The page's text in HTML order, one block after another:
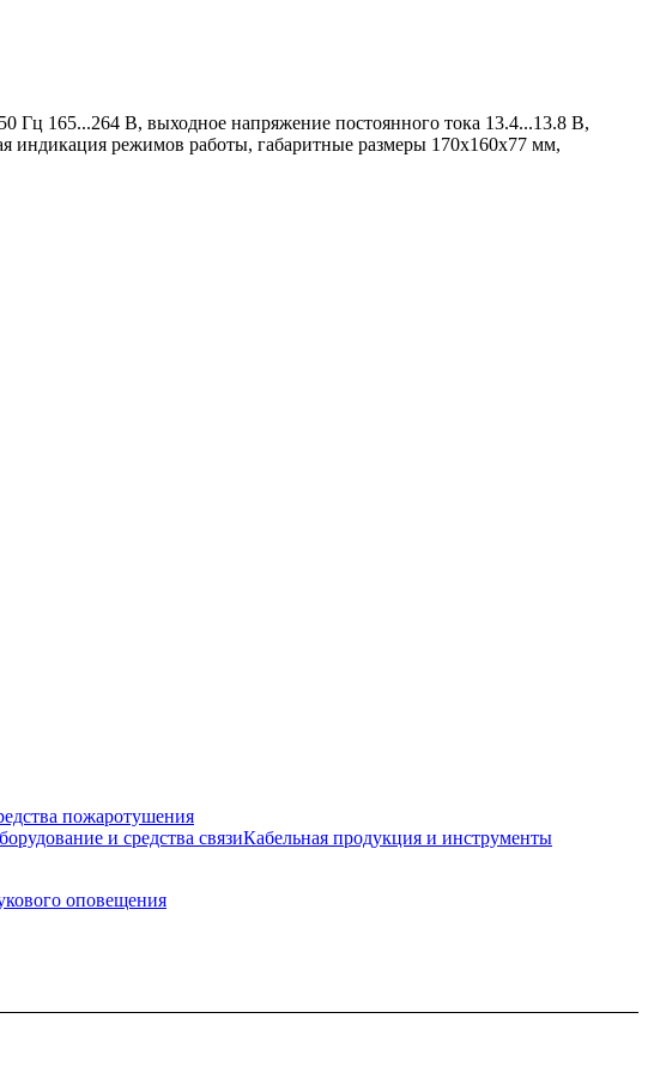
Гц 165...264 В, выходное напряжение постоянного тока 13.4...13.8 В,
индикация режимов работы, габаритные размеры 170х160х77 мм,
пожаротушения
и средства связиКабельная продукция и инструменты
оповещения